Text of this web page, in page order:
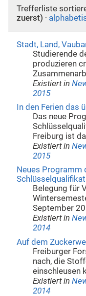
Trefferliste
zuerst) ·
Stadt, Land,
Studierende
produzieren
Existiert in
2015
In den Ferien das
Das neue
Freiburg ist da
Existiert in
2015
Neues Programm
Belegung für
September
Existiert in
2014
Auf dem
Freiburger
nach, die
einschleusen
Existiert in
2014